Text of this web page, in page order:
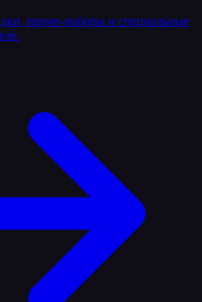
промо-наборы и специальные